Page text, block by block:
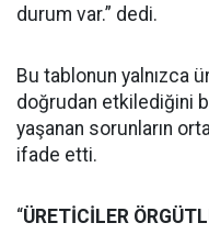
durum var.” dedi.
Bu tablonun yalnızca
doğrudan etkilediğini
yaşanan sorunların
ifade etti.
“ÜRETİCİLER